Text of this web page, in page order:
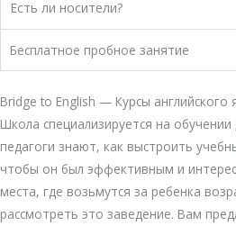
Есть ли носители?
Бесплатное пробное занятие
Bridge to English — Курсы английского
Школа специализируется на
педагоги знают, как выстроить
чтобы он был эффективным и
места, где возьмутся за ребенка
рассмотреть это заведение. Вам